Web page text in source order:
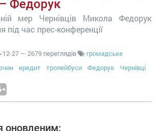
Федорук
мер Чернівців Микола Федорук
під час прес-конференції
12-27 — 2679 переглядів
громадське
кредит тролейбуси Федорук Чернівці
оновленим: